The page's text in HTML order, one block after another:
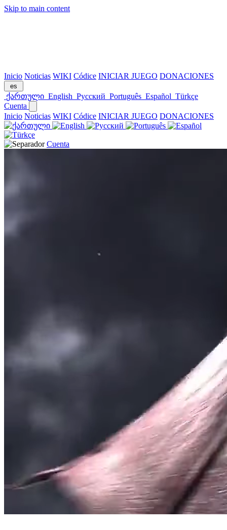
Skip to main content
Inicio Noticias WIKI Códice INICIAR JUEGO DONACIONES
es
ქართული English Русский Português Español Türkçe
Cuenta
Inicio Noticias WIKI Códice INICIAR JUEGO DONACIONES
Cuenta